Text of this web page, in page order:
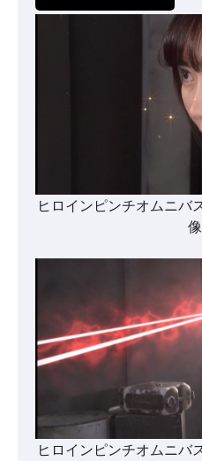
ヒロインピンチオムニバ
ヒロインピンチオムニバ